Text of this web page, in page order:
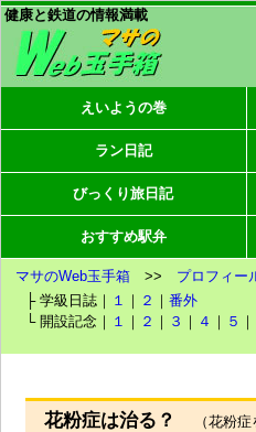
健康と鉄道の情報満載
えいようの巻
ラン日記
びっくり旅日記
おすすめ駅弁
マサのWeb玉手箱 >> プロフィー
├ 学級日誌｜ １ ｜ ２ ｜番外
└ 開設記念｜ １ ｜ ２ ｜ ３ ｜ ４ ｜ ５ ｜
花粉症は治る？ （花粉